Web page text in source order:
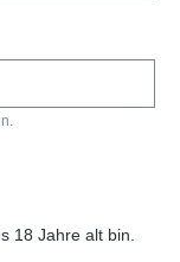
18 Jahre alt bin.